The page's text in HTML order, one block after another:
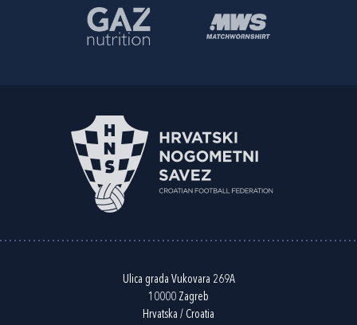
Ulica grada Vukovara 269A
10000 Zagreb
Hrvatska / Croatia